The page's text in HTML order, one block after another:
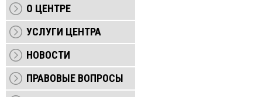
О ЦЕНТРЕ
УСЛУГИ ЦЕНТРА
НОВОСТИ
ПРАВОВЫЕ ВОПРОСЫ